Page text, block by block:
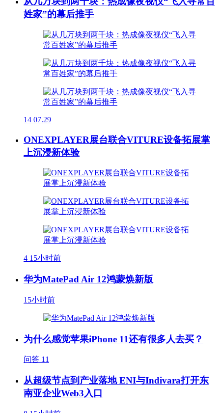
姓家”的幕后推手
14 07.29
ONEXPLAYER展台联合VITURE设备拓展掌
上沉浸新体验
4 15小时前
华为MatePad Air 12鸿蒙焕新版
15小时前
为什么感觉苹果iPhone 11还有很多人去买？
问答 11
从超级节点到产业落地 ENI与Indivara打开东
南亚企业Web3入口